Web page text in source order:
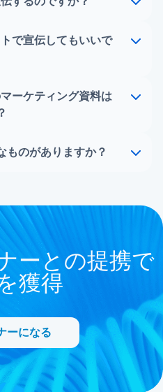
で宣伝してもいいで
ーケティング資料は
ものがありますか？
ーとの提携で
獲得
ーになる